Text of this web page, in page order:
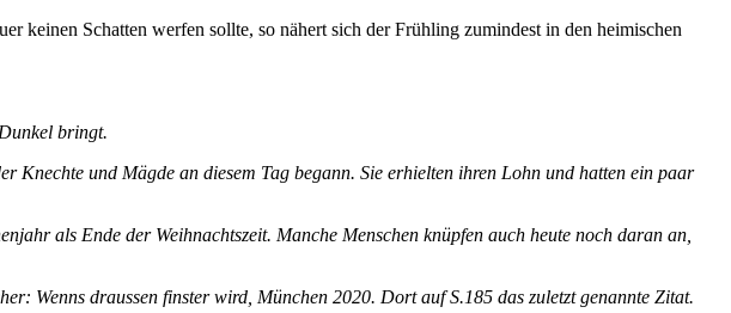
keinen Schatten werfen sollte, so nähert sich der Frühling zumindest in den heimischen
bringt.
und Mägde an diesem Tag begann. Sie erhielten ihren Lohn und hatten ein paar
als Ende der Weihnachtszeit. Manche Menschen knüpfen auch heute noch daran an,
Wenns draussen finster wird, München 2020. Dort auf S.185 das zuletzt genannte Zitat.